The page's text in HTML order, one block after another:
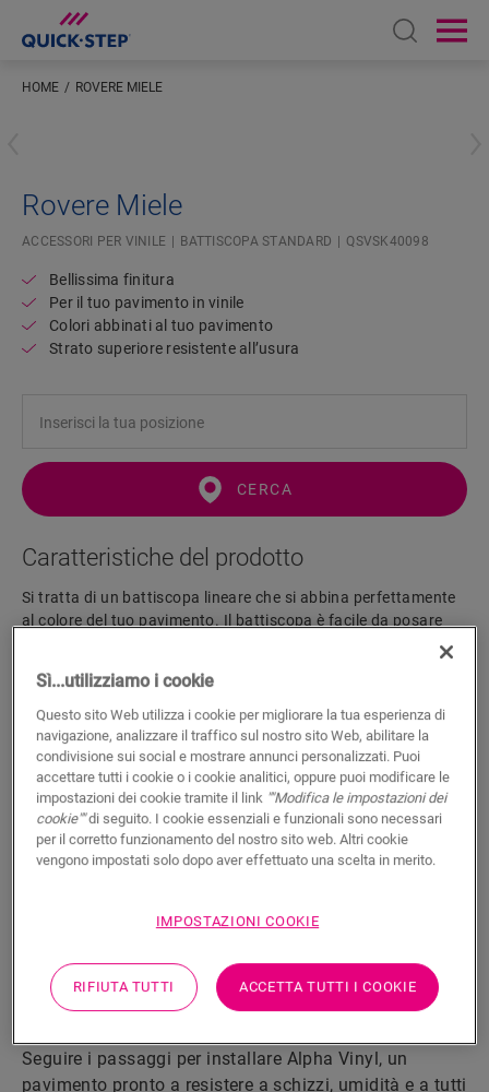
Open
HOME ROVERE MIELE
Rovere Miele
ACCESSORI PER VINILE BATTISCOPA STANDARD QSVSK40098
Bellissima finitura
Per il tuo pavimento in vinile
Colori abbinati al tuo pavimento
Strato superiore resistente all’usura
CERCA
Caratteristiche del prodotto
Si tratta di un battiscopa lineare che si abbina perfettamente
al colore del tuo pavimento. Il battiscopa è facile da posare
e Hydrostrip. Il battiscopa è disponibile anche in versione
bianca verniciabile (QSSKPAINT).
Dimensioni
Documenti
Una finitura idrofuga in 5 semplici
passaggi
Seguire i passaggi per installare Alpha Vinyl, un
pavimento pronto a resistere a schizzi, umidità e a tutti
Sì...utilizziamo i cookie
Questo sito Web utilizza i cookie per migliorare la tua esperienza di
navigazione, analizzare il traffico sul nostro sito Web, abilitare la
condivisione sui social e mostrare annunci personalizzati. Puoi
accettare tutti i cookie o i cookie analitici, oppure puoi modificare le
impostazioni dei cookie tramite il link ""Modifica le impostazioni dei
cookie""di seguito. I cookie essenziali e funzionali sono necessari
per il corretto funzionamento del nostro sito web. Altri cookie
vengono impostati solo dopo aver effettuato una scelta in merito.
IMPOSTAZIONI COOKIE
RIFIUTA TUTTI ACCETTA TUTTI I COOKIE